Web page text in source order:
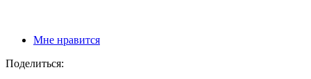
Мне нравится
Поделиться: